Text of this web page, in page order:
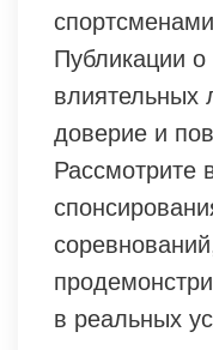
Публикации
влиятельных
доверие и
Рассмотрите
в реальных